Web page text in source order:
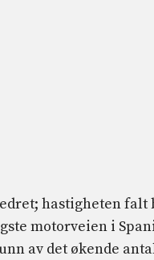
hastigheten
motorveien i
av det økende